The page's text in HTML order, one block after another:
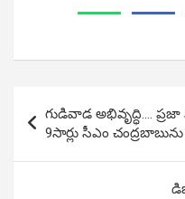
navigation
గుడివాడ అభివృద్ధి….
9సార్లు సీఎం